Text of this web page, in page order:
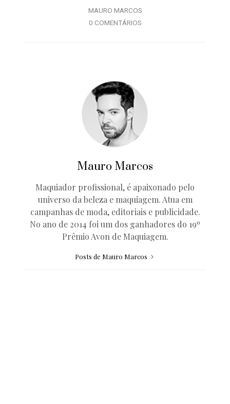
MAURO MARCOS
0 COMENTÁRIOS
Mauro Marcos
Maquiador profissional, é apaixonado pelo
universo da beleza e maquiagem. Atua em
campanhas de moda, editoriais e publicidade.
No ano de 2014 foi um dos ganhadores do 19º
Prêmio Avon de Maquiagem.
Posts de Mauro Marcos